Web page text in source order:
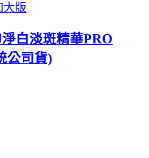
大版
白淡斑精華PRO
公司貨)